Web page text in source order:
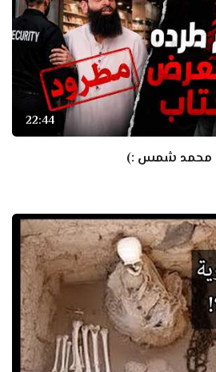
22:44
محمد شمس :)